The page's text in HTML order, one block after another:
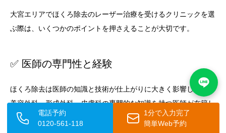
大宮エリアでほくろ除去のレーザー治療を受けるクリニックを選
ぶ際は、いくつかのポイントを押さえることが大切です。
✅ 医師の専門性と経験
ほくろ除去は医師の知識と技術が仕上がりに大きく影響します。
美容外科・形成外科・皮膚科の専門的な知識を持つ医師が在籍し
ているか確認しましょう。
また、ほくろの状態を的確に診断し、
電話予約
0120-561-118
1分で入力完了
簡単Web予約